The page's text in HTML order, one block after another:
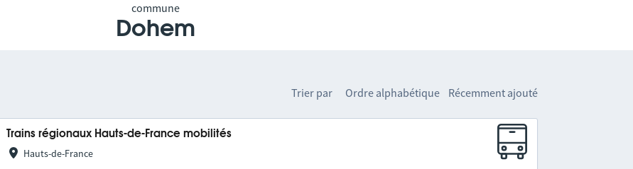
commune
Dohem
Trier par Ordre alphabétique Récemment ajouté
Trains régionaux Hauts-de-France mobilités
Hauts-de-France